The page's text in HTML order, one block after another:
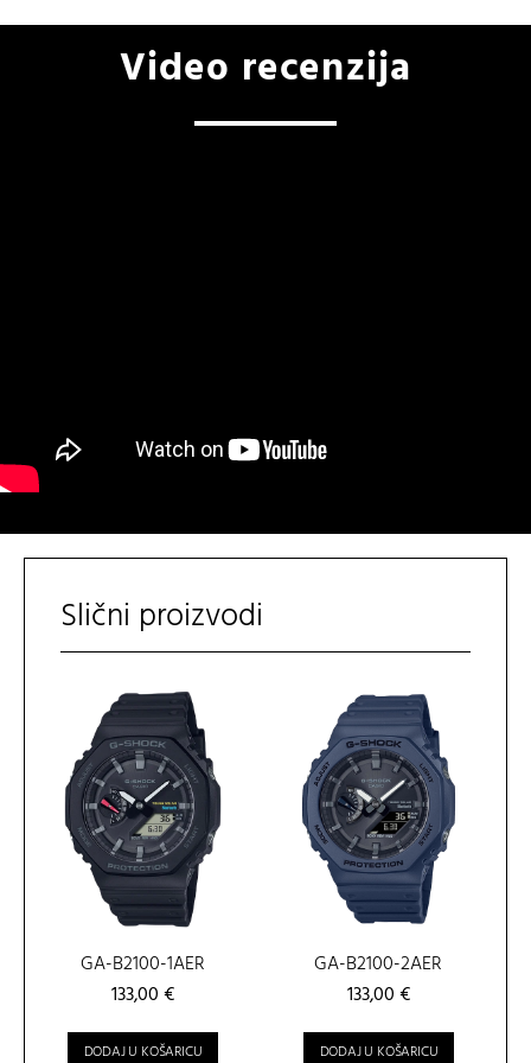
Video recenzija
Slični proizvodi
GA-B2100-1AER
133,00€
DODAJ U KOŠARICU
GA-B2100-2AER
133,00€
DODAJ U KOŠARICU